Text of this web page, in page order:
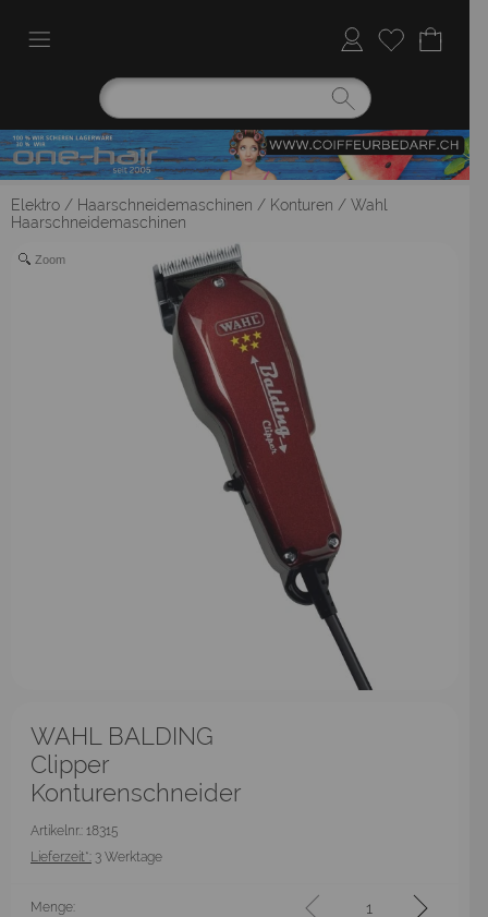
Elektro / Haarschneidemaschinen / Konturen / Wahl
Haarschneidemaschinen
Zoom
WAHL BALDING
Clipper
Konturenschneider
Artikelnr.: 18315
Lieferzeit*: 3 Werktage
Menge: